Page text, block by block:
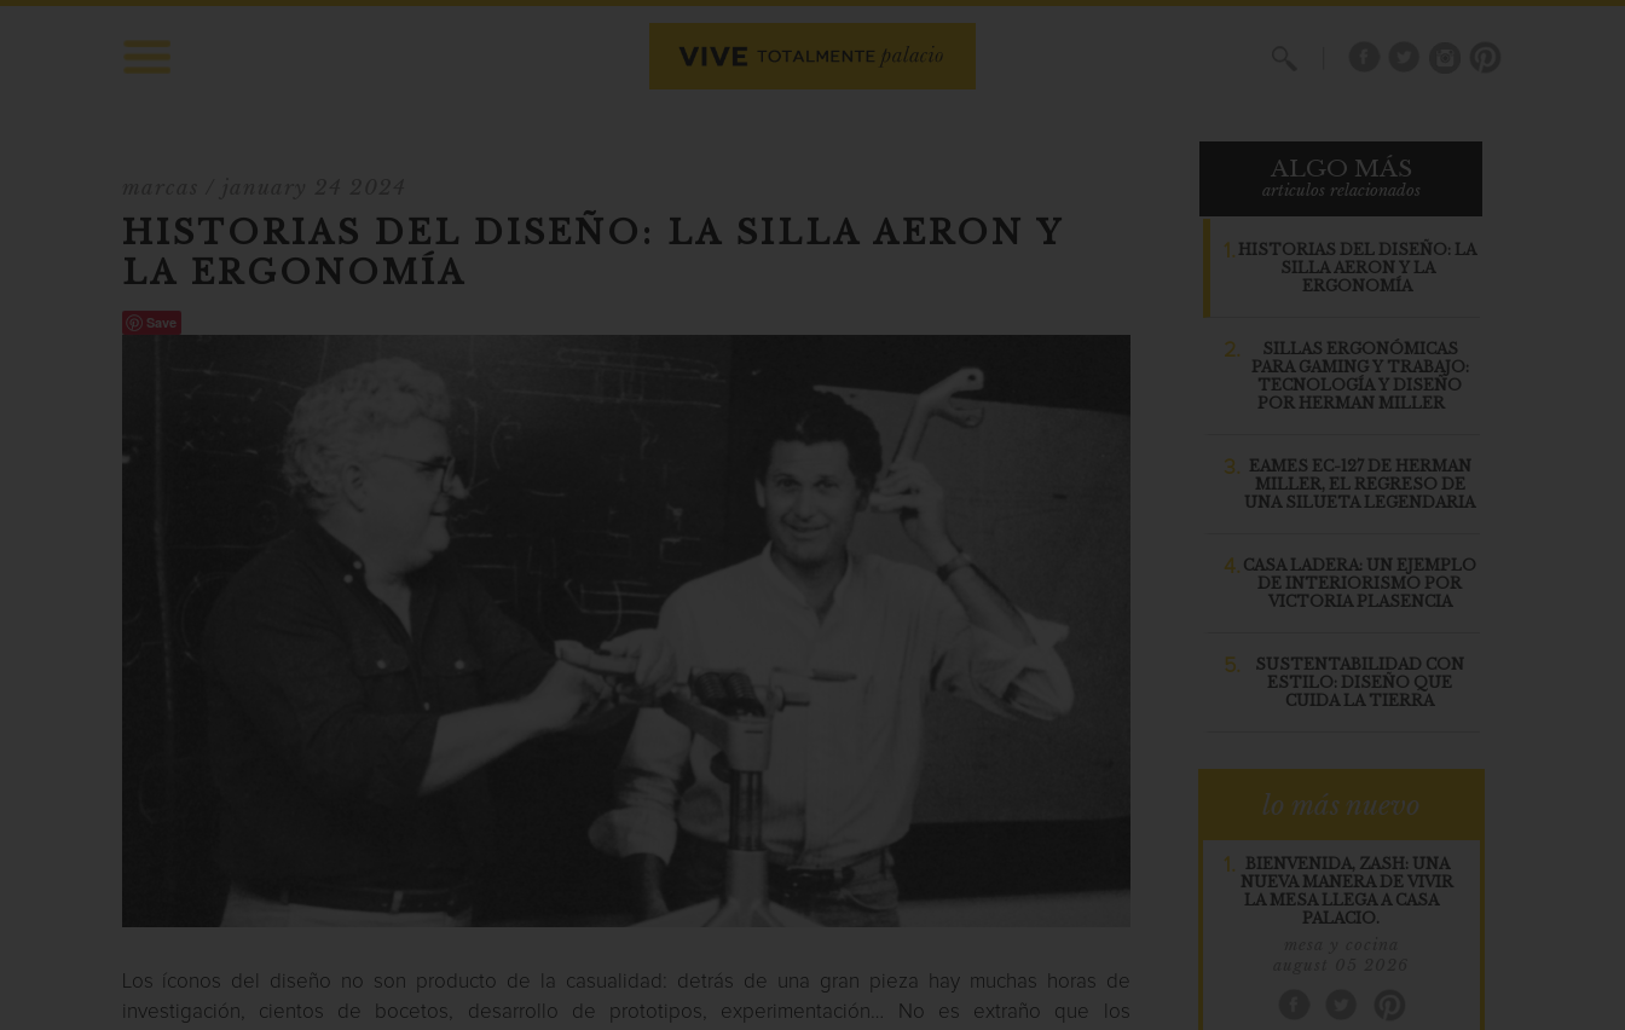
HISTORIAS DEL DISEÑO: LA SILLA AERON Y
LA ERGONOMÍA
Save
Los íconos del diseño no son producto de la casualidad: detrás de una gran pieza hay muchas horas de
investigación, cientos de bocetos, desarrollo de prototipos, experimentación… No es extraño que los
ALGO MÁS
articulos relacionados
1. HISTORIAS DEL DISEÑO: LA
SILLA AERON Y LA
ERGONOMÍA
2.
SILLAS ERGONÓMICAS
PARA GAMING Y TRABAJO:
TECNOLOGÍA Y DISEÑO
POR HERMAN MILLER
3. EAMES EC-127 DE HERMAN
MILLER, EL REGRESO DE
UNA SILUETA LEGENDARIA
4. CASA LADERA: UN EJEMPLO
DE INTERIORISMO POR
VICTORIA PLASENCIA
5.
SUSTENTABILIDAD CON
ESTILO: DISEÑO QUE
CUIDA LA TIERRA
lo más nuevo
1.
BIENVENIDA, ZASH: UNA
NUEVA MANERA DE VIVIR
LA MESA LLEGA A CASA
PALACIO.